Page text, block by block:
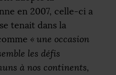
en 2007, celle-ci a
tenait dans la
« une occasion
les défis
à nos continents,